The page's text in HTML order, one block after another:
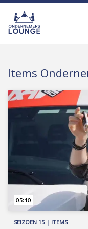
Items
SEIZOEN 15 | ITEMS
05:10